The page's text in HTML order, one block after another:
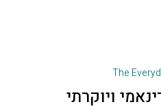
The
ויוקרתי